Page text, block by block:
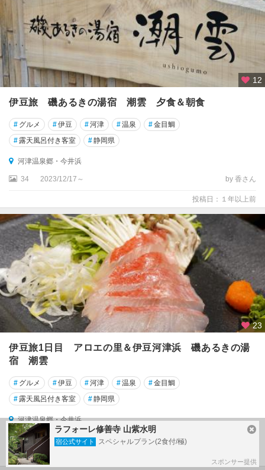
12
伊豆旅 磯あるきの湯宿 潮雲 夕食＆朝食
# グルメ #伊豆 #河津 #温泉 #金目鯛
# 露天風呂付き客室 #静岡県
河津温泉郷・今井浜
34 2023/12/17～ by 香さん
投稿日：１年以上前
23
伊豆旅1日目 アロエの里＆伊豆河津浜 磯あるきの湯
宿 潮雲
# グルメ #伊豆 #河津 #温泉 #金目鯛
# 露天風呂付き客室 #静岡県
河津温泉郷・今井浜
33 2023/12/17～
投稿日：１年以上前
ラフォーレ修善寺 山紫水明
宿公式サイト スペシャルプラン(2食付/極)
スポンサー提供